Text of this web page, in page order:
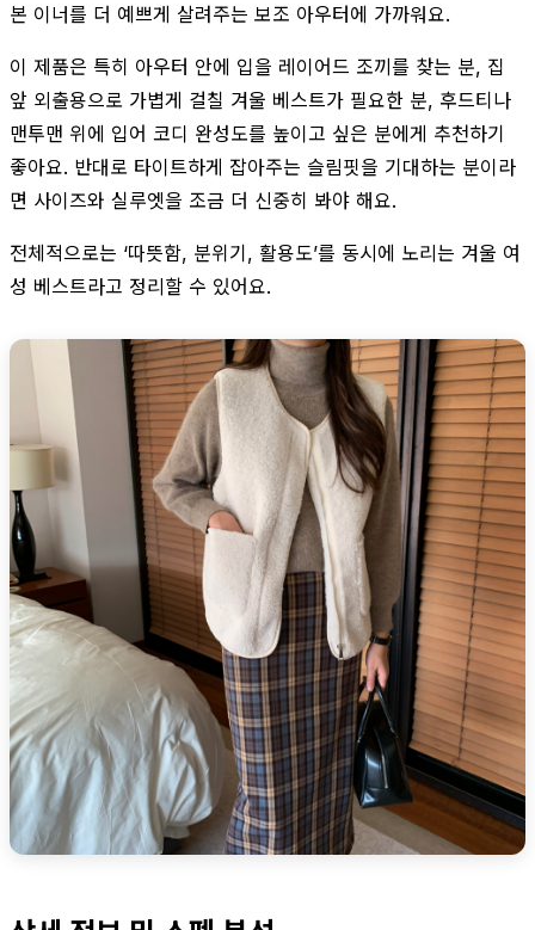
본 이너를 더 예쁘게 살려주는 보조 아우터에 가까워요.
이 제품은 특히 아우터 안에 입을 레이어드 조끼를 찾는 분, 집
앞 외출용으로 가볍게 걸칠 겨울 베스트가 필요한 분, 후드티나
맨투맨 위에 입어 코디 완성도를 높이고 싶은 분에게 추천하기
좋아요. 반대로 타이트하게 잡아주는 슬림핏을 기대하는 분이라
면 사이즈와 실루엣을 조금 더 신중히 봐야 해요.
전체적으로는 ‘따뜻함, 분위기, 활용도’를 동시에 노리는 겨울 여
성 베스트라고 정리할 수 있어요.